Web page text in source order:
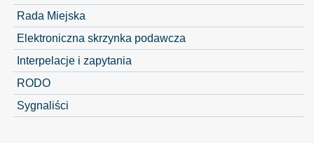
Rada Miejska
Elektroniczna skrzynka podawcza
Interpelacje i zapytania
RODO
Sygnaliści